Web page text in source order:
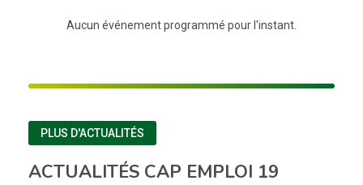
Aucun événement programmé pour l'instant.
ACTUALITÉS CAP EMPLOI 19
PLUS D'ACTUALITÉS